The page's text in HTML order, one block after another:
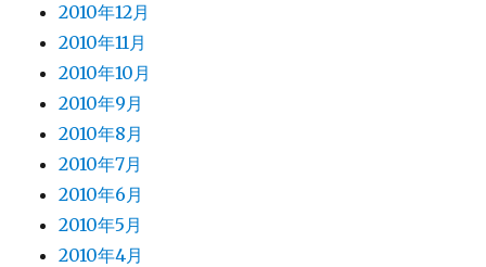
2010年12月
2010年11月
2010年10月
2010年9月
2010年8月
2010年7月
2010年6月
2010年5月
2010年4月